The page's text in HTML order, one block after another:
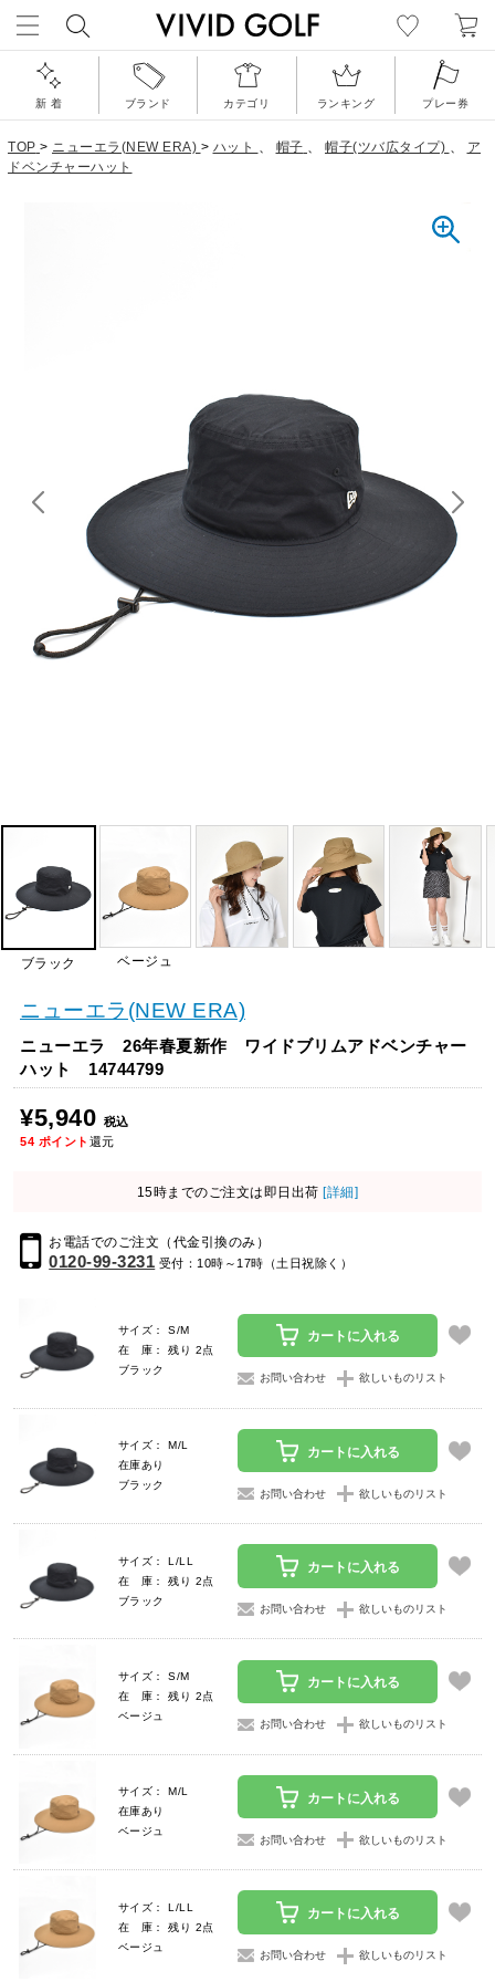
新 着 ブランド カテゴリ ランキング プレー券
TOP > ニューエラ(NEW ERA) > ハット 、 帽子 、 帽子(ツバ広タイプ) 、
ア
ドベンチャーハット
ブラック ベージュ
ニューエラ(NEW ERA)
ニューエラ 26年春夏新作 ワイドブリムアドベンチャー
ハット 14744799
¥5,940 税込
54 ポイント 還元
15時までのご注文は即日出荷 [詳細]
お電話でのご注文（代金引換のみ）
0120-99-3231 受付：10時～17時（土日祝除く）
サイズ： S/M
在 庫： 残り 2点
ブラック
カートに入れる
お問い合わせ 欲しいものリスト
サイズ： M/L
在庫あり
ブラック
カートに入れる
お問い合わせ 欲しいものリスト
サイズ： L/LL
在 庫： 残り 2点
ブラック
カートに入れる
お問い合わせ 欲しいものリスト
サイズ： S/M
在 庫： 残り 2点
ベージュ
カートに入れる
お問い合わせ 欲しいものリスト
サイズ： M/L
在庫あり
ベージュ
カートに入れる
お問い合わせ 欲しいものリスト
サイズ： L/LL
在 庫： 残り 2点
ベージュ
カートに入れる
お問い合わせ 欲しいものリスト